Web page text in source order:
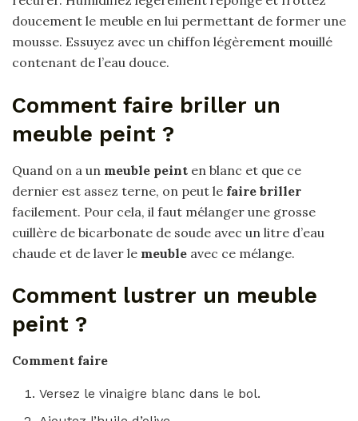
doucement le meuble en lui permettant de former une
mousse. Essuyez avec un chiffon légèrement mouillé
contenant de l’eau douce.
Comment faire briller un
meuble peint ?
Quand on a un meuble peint en blanc et que ce
dernier est assez terne, on peut le faire briller
facilement. Pour cela, il faut mélanger une grosse
cuillère de bicarbonate de soude avec un litre d’eau
chaude et de laver le meuble avec ce mélange.
Comment lustrer un meuble
peint ?
Comment faire
Versez le vinaigre blanc dans le bol.